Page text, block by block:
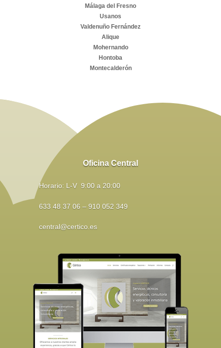
Málaga del Fresno
Usanos
Valdenuño Fernández
Alique
Mohernando
Hontoba
Montecalderón
Oficina Central
Horario: L-V 9:00 a 20:00
633 48 37 06 – 910 052 349
central@certico.es